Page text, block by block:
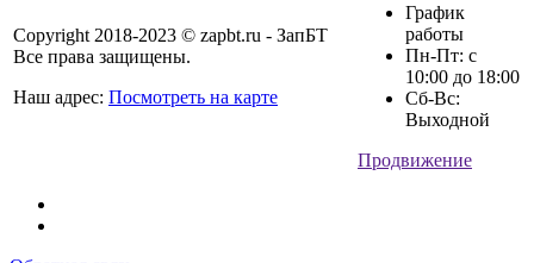
Copyright 2018-2023 © zapbt.ru - ЗапБТ
Все права защищены.
Наш адрес: Посмотреть на карте
График
работы
Пн-Пт: с
10:00 до 18:00
Сб-Вс:
Выходной
Продвижение